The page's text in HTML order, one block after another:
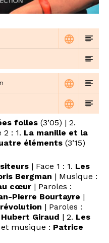
folles (3’05) | 2.
2 : 1. La manille et la
éléments (3’15)
| Face 1 : 1. Les
Bergman | Musique :
cœur | Paroles :
Pierre Bourtayre |
| Paroles :
Hubert Giraud | 2. Les
et musique : Patrice